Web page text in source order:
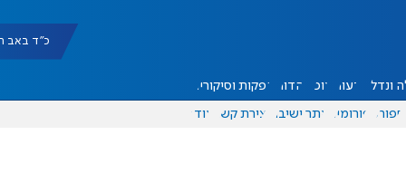
כ"ד באב תשפ"ו
ונדל"ן דעות אוכל יהדות הפקות וסיקורים
ספורט פורומים אתר ישיבה יצירת קשר עוד